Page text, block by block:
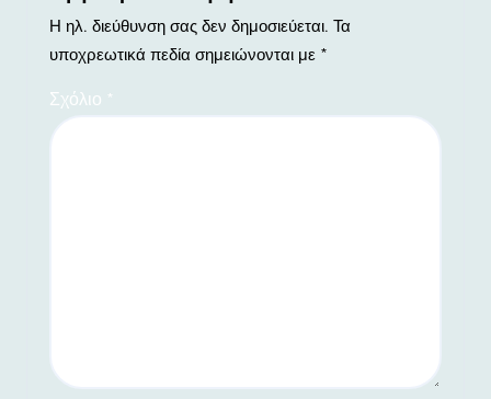
Η ηλ. διεύθυνση σας δεν δημοσιεύεται. Τα
υποχρεωτικά πεδία σημειώνονται με *
Σχόλιο *